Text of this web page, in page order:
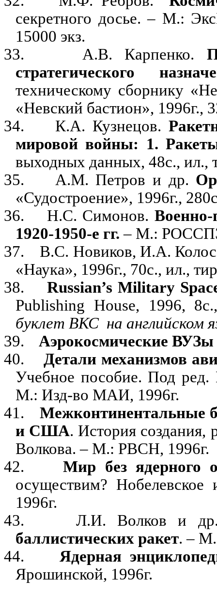
секретного досье. – М.:
15000 экз.
33.
А.В. Карпенко.
стратегического
техническому сборнику
«Невский бастион», 1996г.,
34.
К.А. Кузнецов.
мировой войны: 1.
выходных данных, 48с., ил.,
35.
А.М. Петров и др.
«Судостроение», 1996г.,
36.
Н.С. Симонов.
1920-1950-е гг. – М.:
37.
В.С. Новиков, И.А.
«Наука», 1996г., 70с., ил.,
38.
Russian’s Military
Publishing House, 1996, 8с
буклет ВКС на английском
39.
Аэрокосмические ВУЗы
40.
Детали механизмов
Учебное пособие. Под
М.: Изд-во МАИ, 1996г.
41.
Межконтинентальные
и США. История создания,
Волкова. – М.: РВСН, 1996г.
42.
Мир без ядерного
осуществим?
1996г.
43.
Л.И. Волков и
баллистических ракет. –
44.
Ядерная
Ярошинской, 1996г.